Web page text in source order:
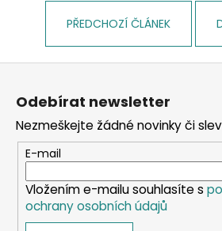
PŘEDCHOZÍ ČLÁNEK
Odebírat newsletter
Nezmeškejte žádné novinky či
E-mail
Vložením e-mailu souhlasíte s
ochrany osobních údajů